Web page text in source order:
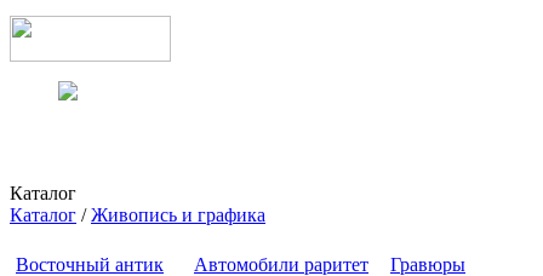
Каталог
Каталог /Живопись и графика
Восточный антик Автомобили раритет
Гравюры